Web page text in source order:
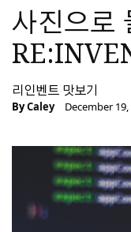
사진으로
리인벤트 맛보기
ByCaley December 19,